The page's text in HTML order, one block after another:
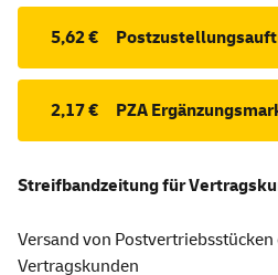
5,62 €
2,17 € PZA
Streifbandzeitung für
Versand von
Vertragskunden